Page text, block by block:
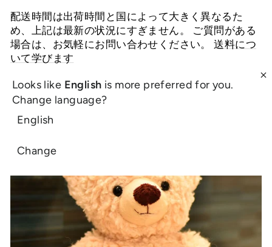
配送時間は出荷時間と国によって大きく異なるた
め、上記は最新の状況にすぎません。 ご質問がある
場合は、お気軽にお問い合わせください。送料につ
いて学びます
毎月最高の製品
Looks like English is more preferred for you.
Change language?
English
Change